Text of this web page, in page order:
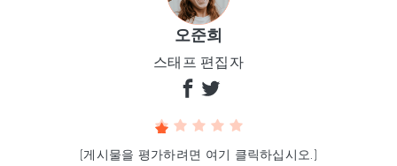
오준희
스태프 편집자
(게시물을 평가하려면 여기 클릭하십시오.)